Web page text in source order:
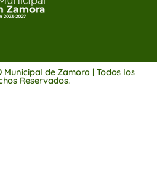
Municipal de Zamora | Todos los
Reservados.